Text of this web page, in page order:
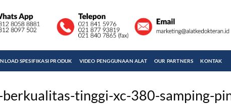
SPESIFIKASI PRODUK VIDEO PENGGUNAAN ALAT OUR PARTNERS KONTAK
tinggi-xc-380-samping-